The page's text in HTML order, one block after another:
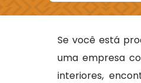
Se você está
uma empresa
interiores,